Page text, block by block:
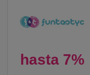
hasta 7%